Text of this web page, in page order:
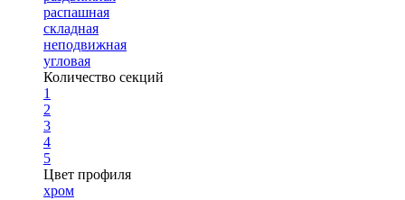
распашная
складная
неподвижная
угловая
Количество секций
1
2
3
4
5
Цвет профиля
хром